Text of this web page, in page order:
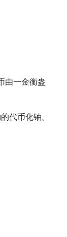
由一金衡盎
代币化铀。